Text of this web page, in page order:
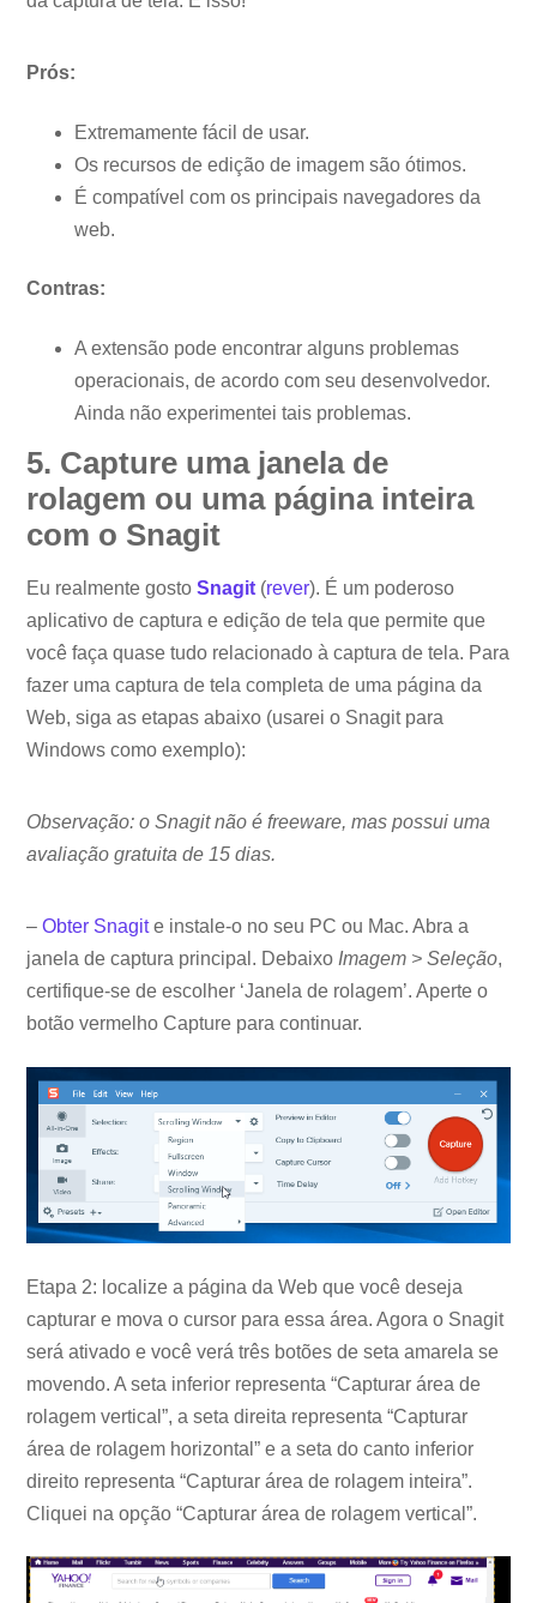
Prós:
Extremamente fácil de usar.
Os recursos de edição de imagem são ótimos.
É compatível com os principais navegadores da
web.
Contras:
A extensão pode encontrar alguns problemas
operacionais, de acordo com seu desenvolvedor.
Ainda não experimentei tais problemas.
5. Capture uma janela de
rolagem ou uma página inteira
com o Snagit
Eu realmente gostoSnagit (rever). É um poderoso
aplicativo de captura e edição de tela que permite que
você faça quase tudo relacionado à captura de tela. Para
fazer uma captura de tela completa de uma página da
Web, siga as etapas abaixo (usarei o Snagit para
Windows como exemplo):
Observação: o Snagit não é freeware, mas possui uma
avaliação gratuita de 15 dias.
–Obter Snagite instale-o no seu PC ou Mac. Abra a
janela de captura principal. Debaixo Imagem > Seleção,
certifique-se de escolher ‘Janela de rolagem’. Aperte o
botão vermelho Capture para continuar.
Etapa 2: localize a página da Web que você deseja
capturar e mova o cursor para essa área. Agora o Snagit
será ativado e você verá três botões de seta amarela se
movendo. A seta inferior representa “Capturar área de
rolagem vertical”, a seta direita representa “Capturar
área de rolagem horizontal” e a seta do canto inferior
direito representa “Capturar área de rolagem inteira”.
Cliquei na opção “Capturar área de rolagem vertical”.